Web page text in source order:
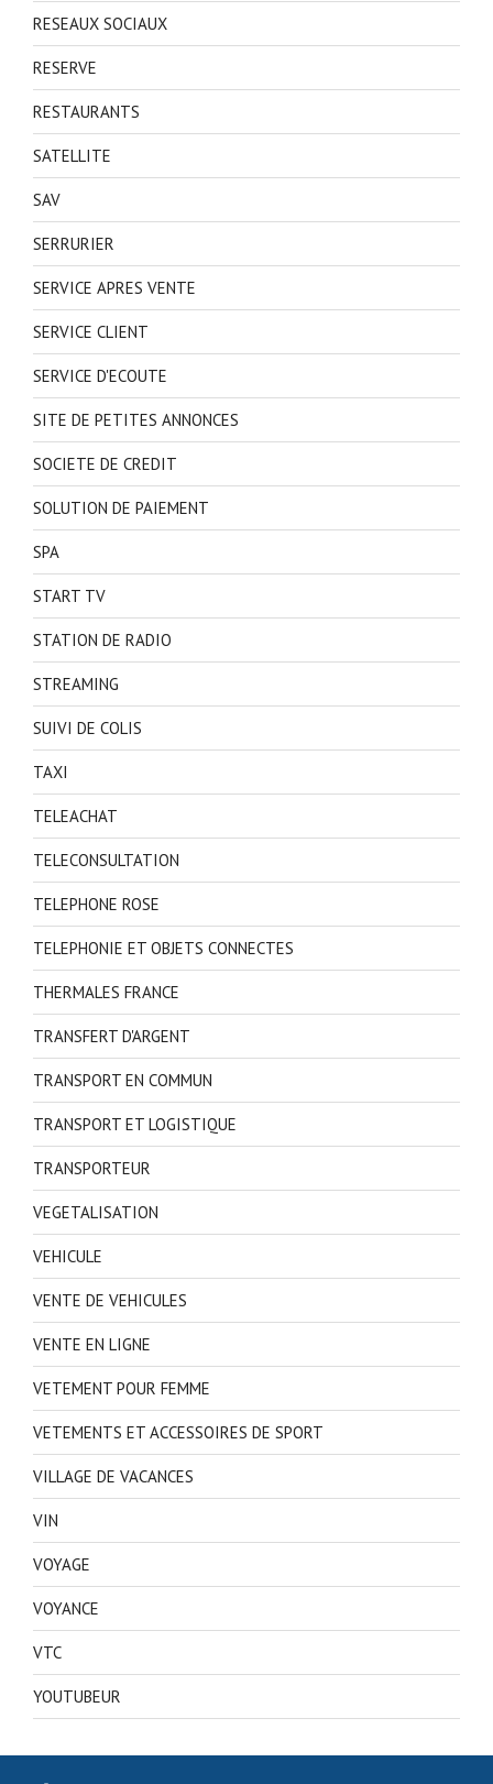
RESEAUX SOCIAUX
RESERVE
RESTAURANTS
SATELLITE
SAV
SERRURIER
SERVICE APRES VENTE
SERVICE CLIENT
SERVICE D'ECOUTE
SITE DE PETITES ANNONCES
SOCIETE DE CREDIT
SOLUTION DE PAIEMENT
SPA
START TV
STATION DE RADIO
STREAMING
SUIVI DE COLIS
TAXI
TELEACHAT
TELECONSULTATION
TELEPHONE ROSE
TELEPHONIE ET OBJETS CONNECTES
THERMALES FRANCE
TRANSFERT D'ARGENT
TRANSPORT EN COMMUN
TRANSPORT ET LOGISTIQUE
TRANSPORTEUR
VEGETALISATION
VEHICULE
VENTE DE VEHICULES
VENTE EN LIGNE
VETEMENT POUR FEMME
VETEMENTS ET ACCESSOIRES DE SPORT
VILLAGE DE VACANCES
VIN
VOYAGE
VOYANCE
VTC
YOUTUBEUR